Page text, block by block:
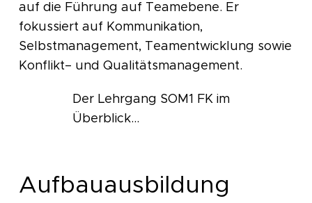
auf die Führung auf Teamebene. Er
fokussiert auf Kommunikation,
Selbstmanagement, Teamentwicklung sowie
Konflikt– und Qualitätsmanagement.
Der Lehrgang SOM1 FK im
Überblick...
Aufbauausbildung